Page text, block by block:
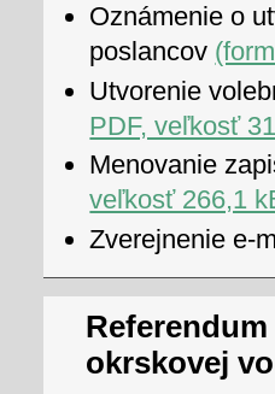
Oznámenie o
poslancov
Utvorenie
PDF, veľkosť
Menovanie
veľkosť 266,1
Zverejnenie e-
okrskovej